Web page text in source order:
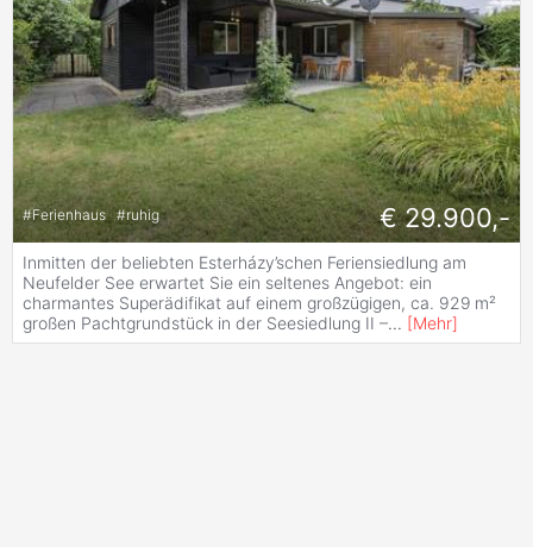
#Ferienhaus #ruhig € 29.900,-
Inmitten der beliebten Esterházy’schen Feriensiedlung am
Neufelder See erwartet Sie ein seltenes Angebot: ein
charmantes Superädifikat auf einem großzügigen, ca. 929 m²
großen Pachtgrundstück in der Seesiedlung II –... [Mehr]